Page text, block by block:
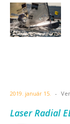
2019. január 15. -
Laser Radial